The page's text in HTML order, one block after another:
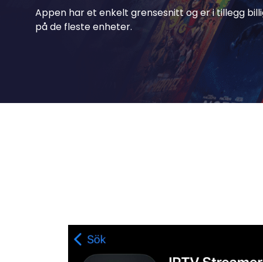
Appen har et enkelt grensesnitt og er i tillegg
på de fleste enheter.